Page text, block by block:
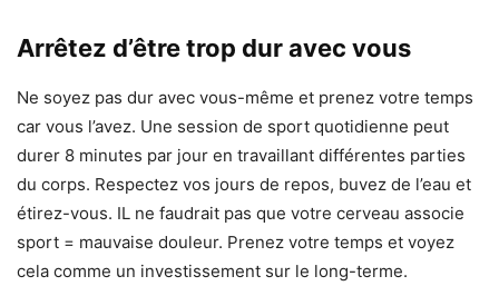
Arrêtez d’être trop dur avec vous
Ne soyez pas dur avec vous-même et prenez votre temps
car vous l’avez. Une session de sport quotidienne peut
durer 8 minutes par jour en travaillant différentes parties
du corps. Respectez vos jours de repos, buvez de l’eau et
étirez-vous. IL ne faudrait pas que votre cerveau associe
sport = mauvaise douleur. Prenez votre temps et voyez
cela comme un investissement sur le long-terme.